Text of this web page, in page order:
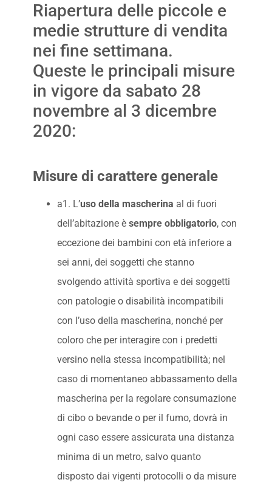
Riapertura delle piccole e
medie strutture di vendita
nei fine settimana.
Queste le principali misure
in vigore da sabato 28
novembre al 3 dicembre
2020:
Misure di carattere generale
a1. L’uso della mascherina al di fuori
dell’abitazione è sempre obbligatorio, con
eccezione dei bambini con età inferiore a
sei anni, dei soggetti che stanno
svolgendo attività sportiva e dei soggetti
con patologie o disabilità incompatibili
con l’uso della mascherina, nonché per
coloro che per interagire con i predetti
versino nella stessa incompatibilità; nel
caso di momentaneo abbassamento della
mascherina per la regolare consumazione
di cibo o bevande o per il fumo, dovrà in
ogni caso essere assicurata una distanza
minima di un metro, salvo quanto
disposto dai vigenti protocolli o da misure